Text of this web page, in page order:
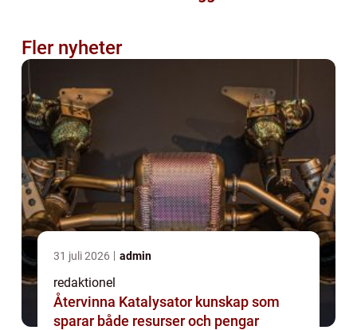
Fler nyheter
31 juli 2026 admin
redaktionel
Återvinna Katalysator kunskap som
sparar både resurser och pengar